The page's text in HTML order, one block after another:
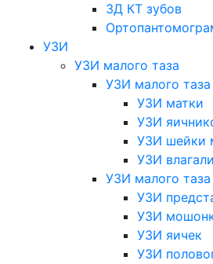
3Д КТ зубов
УЗИ
УЗИ малого таза
УЗИ малого
УЗИ матки
УЗИ
УЗИ шейки
УЗИ
УЗИ малого
УЗИ
УЗИ
УЗИ яичек
УЗИ